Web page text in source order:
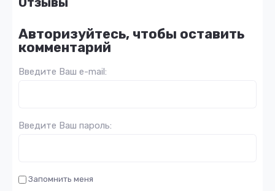
Авторизуйтесь, чтобы оставить
комментарий
Введите Ваш e-mail:
Введите Ваш пароль:
Запомнить меня